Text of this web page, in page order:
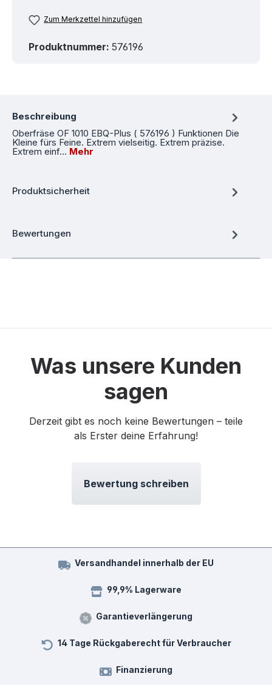
Zum Merkzettel hinzufügen
Produktnummer: 576196
Beschreibung
Oberfräse OF 1010 EBQ-Plus ( 576196 ) Funktionen Die
Kleine fürs Feine. Extrem vielseitig. Extrem präzise.
Extrem einf… Mehr
Produktsicherheit
Bewertungen
Was unsere Kunden
sagen
Derzeit gibt es noch keine Bewertungen – teile
als Erster deine Erfahrung!
Bewertung schreiben
Versandhandel innerhalb der EU
99,9% Lagerware
Garantieverlängerung
14 Tage Rückgaberecht für Verbraucher
Finanzierung